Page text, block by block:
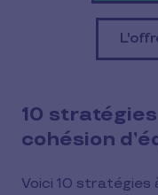
10
cohésion
Voici 10 stratégies